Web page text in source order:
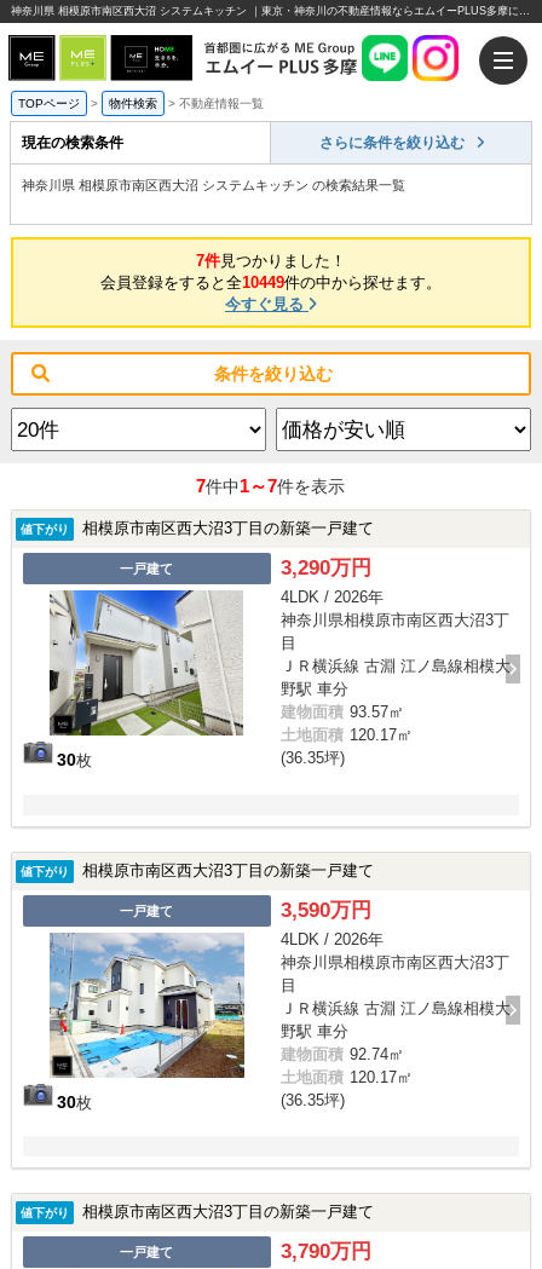
神奈川県 相模原市南区西大沼 システムキッチン ｜東京・神奈川の不動産情報ならエムイーPLUS多摩にお任せください。
TOPページ > 物件検索 > 不動産情報一覧
現在の検索条件 さらに条件を絞り込む
神奈川県 相模原市南区西大沼 システムキッチン の検索結果一覧
7件見つかりました！
会員登録をすると全10449件の中から探せます。
今すぐ見る
条件を絞り込む
7件中1～7件を表示
値下がり 相模原市南区西大沼3丁目の新築一戸建て
一戸建て
30枚
3,290万円
4LDK / 2026年
神奈川県相模原市南区西大沼3丁
目
ＪＲ横浜線 古淵 江ノ島線相模大
野駅 車分
建物面積 93.57㎡
土地面積 120.17㎡
(36.35坪)
値下がり 相模原市南区西大沼3丁目の新築一戸建て
一戸建て
30枚
3,590万円
4LDK / 2026年
神奈川県相模原市南区西大沼3丁
目
ＪＲ横浜線 古淵 江ノ島線相模大
野駅 車分
建物面積 92.74㎡
土地面積 120.17㎡
(36.35坪)
値下がり 相模原市南区西大沼3丁目の新築一戸建て
一戸建て 3,790万円